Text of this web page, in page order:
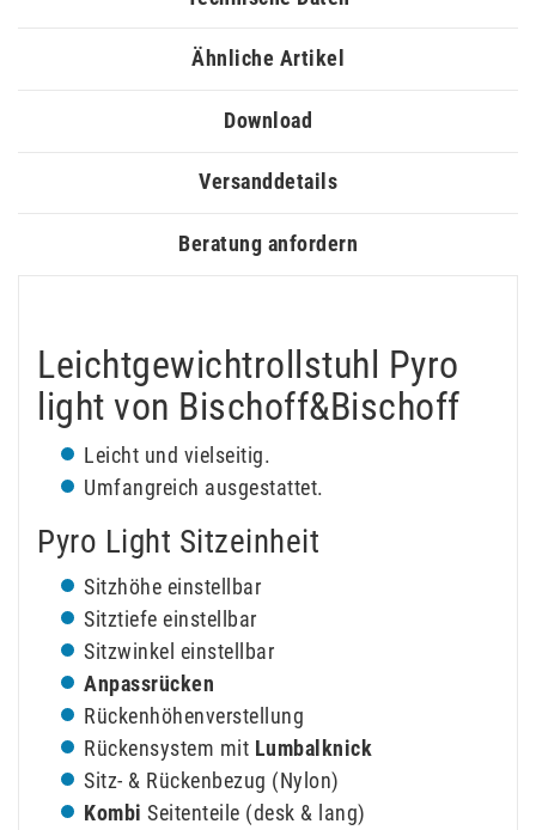
Ähnliche Artikel
Download
Versanddetails
Beratung anfordern
Leichtgewichtrollstuhl Pyro
light von Bischoff&Bischoff
Leicht und vielseitig.
Umfangreich ausgestattet.
Pyro Light Sitzeinheit
Sitzhöhe einstellbar
Sitztiefe einstellbar
Sitzwinkel einstellbar
Anpassrücken
Rückenhöhenverstellung
Rückensystem mit Lumbalknick
Sitz- & Rückenbezug (Nylon)
Kombi Seitenteile (desk & lang)